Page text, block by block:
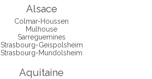
Alsace
Colmar-Houssen
Mulhouse
Sarreguemines
Strasbourg-Geispolsheim
Strasbourg-Mundolsheim
Aquitaine